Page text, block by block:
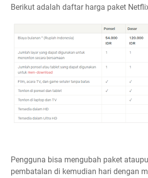
Berikut adalah daftar harga paket
Pengguna bisa mengubah paket
pembatalan di kemudian hari dengan